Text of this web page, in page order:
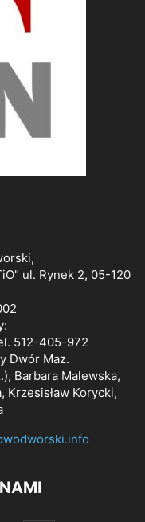
ul. Rynek 2, 05-120
512-405-972
Dwór Maz.
Barbara Malewska,
Krzesisław Korycki,